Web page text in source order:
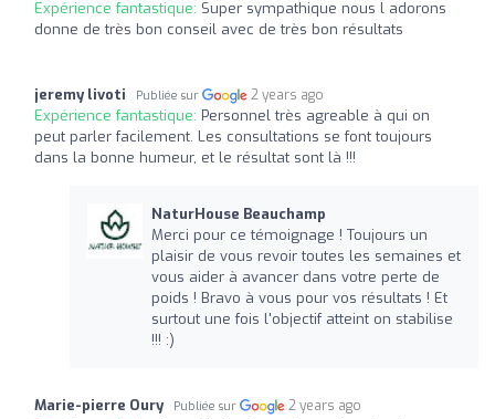
Expérience fantastique: Super sympathique nous l adorons
donne de très bon conseil avec de très bon résultats
jeremy livoti Publiée sur 2 years ago
Expérience fantastique: Personnel très agreable à qui on
peut parler facilement. Les consultations se font toujours
dans la bonne humeur, et le résultat sont là !!!
NaturHouse Beauchamp
Merci pour ce témoignage ! Toujours un
plaisir de vous revoir toutes les semaines et
vous aider à avancer dans votre perte de
poids ! Bravo à vous pour vos résultats ! Et
surtout une fois l'objectif atteint on stabilise
!!! :)
Marie-pierre Oury Publiée sur 2 years ago